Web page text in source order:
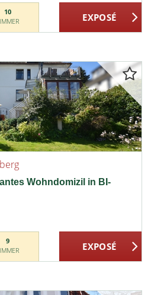
10
Wohndomizil in BI-
9